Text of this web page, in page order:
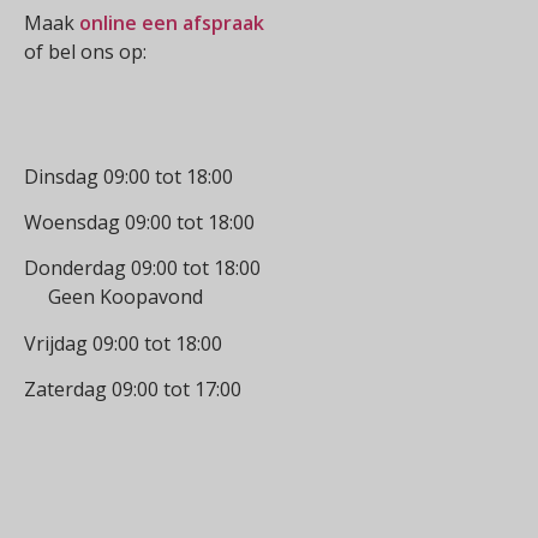
Maak online een afspraak
of bel ons op:
Dinsdag 09:00 tot 18:00
Woensdag 09:00 tot 18:00
Donderdag 09:00 tot 18:00
Geen Koopavond
Vrijdag 09:00 tot 18:00
Zaterdag 09:00 tot 17:00